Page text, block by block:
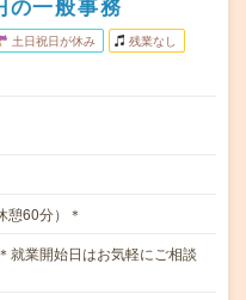
の一般事務
土日祝日が休み 残業なし
憩60分）＊
就業開始日はお気軽にご相談